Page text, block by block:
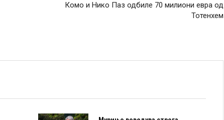
Комо и Нико Паз одбиле 70 милиони евра од
Тотенхем